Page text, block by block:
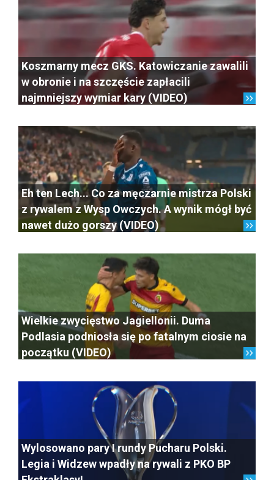
Koszmarny mecz GKS. Katowiczanie zawalili
w obronie i na szczęście zapłacili
najmniejszy wymiar kary (VIDEO)
Eh ten Lech... Co za męczarnie mistrza Polski
z rywalem z Wysp Owczych. A wynik mógł być
nawet dużo gorszy (VIDEO)
Wielkie zwycięstwo Jagiellonii. Duma
Podlasia podniosła się po fatalnym ciosie na
początku (VIDEO)
Wylosowano pary I rundy Pucharu Polski.
Legia i Widzew wpadły na rywali z PKO BP